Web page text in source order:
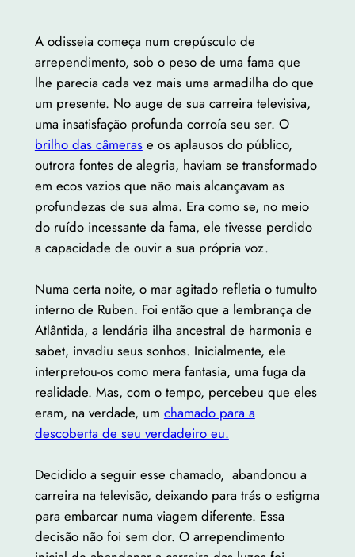
A odisseia começa num crepúsculo de
arrependimento, sob o peso de uma fama que
lhe parecia cada vez mais uma armadilha do que
um presente. No auge de sua carreira televisiva,
uma insatisfação profunda corroía seu ser. O
brilho das câmerase os aplausos do público,
outrora fontes de alegria, haviam se transformado
em ecos vazios que não mais alcançavam as
profundezas de sua alma. Era como se, no meio
do ruído incessante da fama, ele tivesse perdido
a capacidade de ouvir a sua própria voz.
Numa certa noite, o mar agitado refletia o tumulto
interno de Ruben. Foi então que a lembrança de
Atlântida, a lendária ilha ancestral de harmonia e
sabet, invadiu seus sonhos. Inicialmente, ele
interpretou-os como mera fantasia, uma fuga da
realidade. Mas, com o tempo, percebeu que eles
eram, na verdade, um chamado para a
descoberta de seu verdadeiro eu.
Decidido a seguir esse chamado, abandonou a
carreira na televisão, deixando para trás o estigma
para embarcar numa viagem diferente. Essa
decisão não foi sem dor. O arrependimento